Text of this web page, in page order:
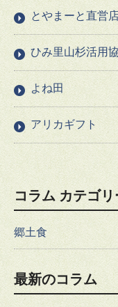
とやまーと直営
ひみ里山杉活用
よね田
アリカギフト
コラム カテゴリ
郷土食
最新のコラム